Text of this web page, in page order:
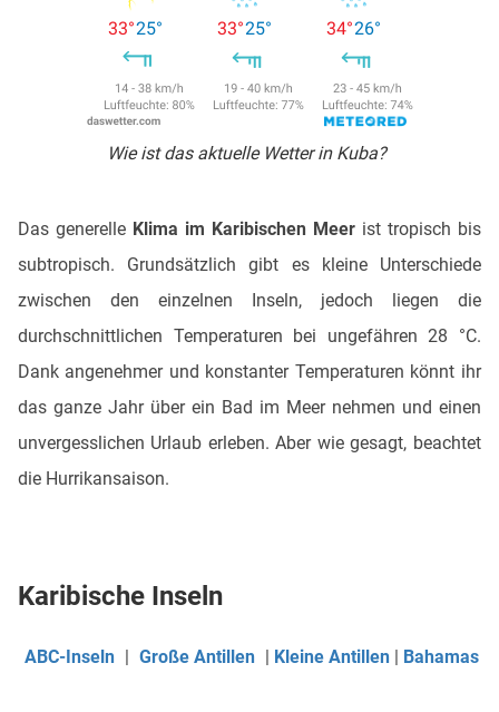
Wie ist das aktuelle Wetter in Kuba?
Das generelle Klima im Karibischen Meer ist tropisch bis
subtropisch. Grundsätzlich gibt es kleine Unterschiede
zwischen den einzelnen Inseln, jedoch liegen die
durchschnittlichen Temperaturen bei ungefähren 28 °C.
Dank angenehmer und konstanter Temperaturen könnt ihr
das ganze Jahr über ein Bad im Meer nehmen und einen
unvergesslichen Urlaub erleben. Aber wie gesagt, beachtet
die Hurrikansaison.
Karibische Inseln
ABC-Inseln Große Antillen Kleine Antillen Bahamas